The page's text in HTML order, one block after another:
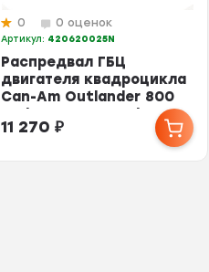
0 0 оценок
Артикул: 420620025N
Распредвал ГБЦ
двигателя квадроцикла
Can-Am Outlander 800
G1 / 420620027N / 4...
11 270₽